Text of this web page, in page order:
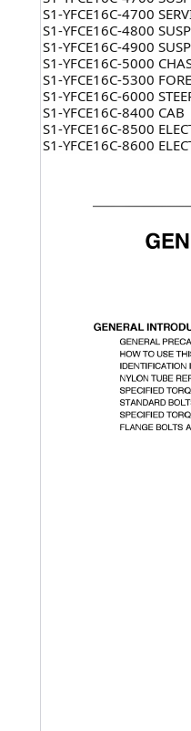
S1-YFCE16C-4700
S1-YFCE16C-4800
S1-YFCE16C-4900
S1-YFCE16C-5000
S1-YFCE16C-5300
S1-YFCE16C-6000
S1-YFCE16C-8400 CAB
S1-YFCE16C-8500
S1-YFCE16C-8600